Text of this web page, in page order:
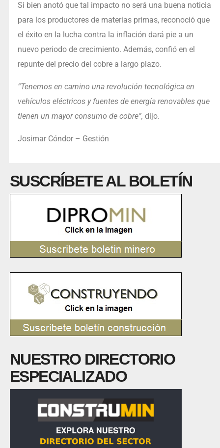
Si bien anotó que tal impacto no será una buena noticia
para los productores de materias primas, reconoció que
el éxito en la lucha contra la inflación dará pie a un
nuevo periodo de crecimiento. Además, confió en el
repunte del precio del cobre a largo plazo.
“Tenemos en camino una revolución tecnológica en
vehículos eléctricos y fuentes de energía renovables que
tienen un mayor consumo de cobre”, dijo.
Josimar Cóndor – Gestión
SUSCRÍBETE AL BOLETÍN
NUESTRO DIRECTORIO
ESPECIALIZADO